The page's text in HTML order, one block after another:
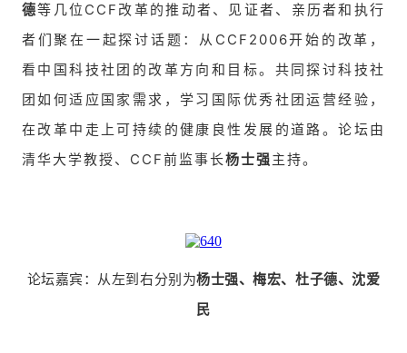
德等几位CCF改革的推动者、见证者、亲历者和执行
者们聚在一起探讨话题：从CCF2006开始的改革，
看中国科技社团的改革方向和目标。共同探讨科技社
团如何适应国家需求，学习国际优秀社团运营经验，
在改革中走上可持续的健康良性发展的道路。论坛由
清华大学教授、CCF前监事长杨士强主持。
论坛嘉宾：从左到右分别为杨士强、梅宏、杜子德、沈爱
民